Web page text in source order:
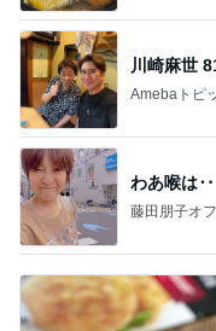
川崎麻世
Amebaトピ
わあ喉は‥
藤田朋子オ